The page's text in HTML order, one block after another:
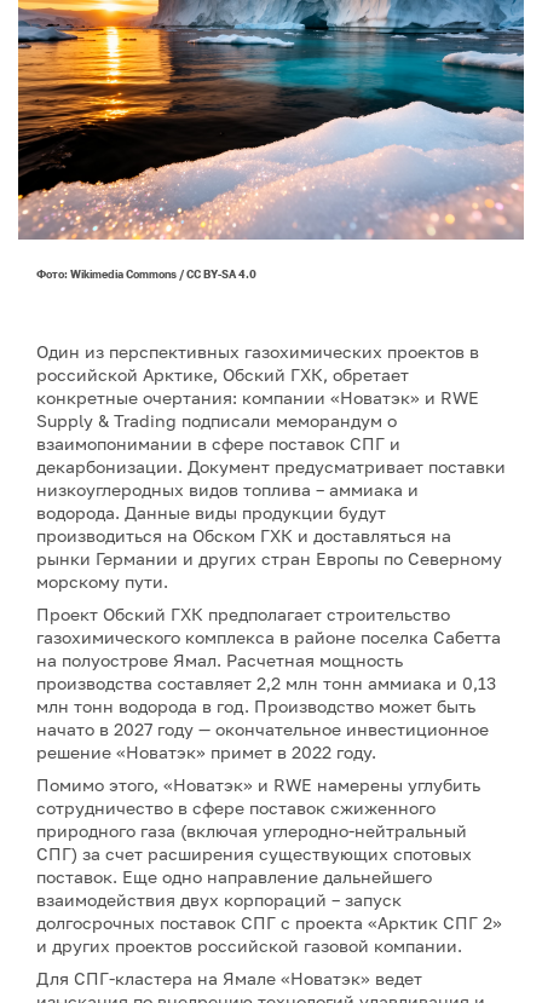
Фото: Wikimedia Commons / CC BY-SA 4.0
Один из перспективных газохимических проектов в
российской Арктике, Обский ГХК, обретает
конкретные очертания: компании «Новатэк» и RWE
Supply & Trading подписали меморандум о
взаимопонимании в сфере поставок СПГ и
декарбонизации. Документ предусматривает поставки
низкоуглеродных видов топлива – аммиака и
водорода. Данные виды продукции будут
производиться на Обском ГХК и доставляться на
рынки Германии и других стран Европы по Северному
морскому пути.
Проект Обский ГХК предполагает строительство
газохимического комплекса в районе поселка Сабетта
на полуострове Ямал. Расчетная мощность
производства составляет 2,2 млн тонн аммиака и 0,13
млн тонн водорода в год. Производство может быть
начато в 2027 году — окончательное инвестиционное
решение «Новатэк» примет в 2022 году.
Помимо этого, «Новатэк» и RWE намерены углубить
сотрудничество в сфере поставок сжиженного
природного газа (включая углеродно-нейтральный
СПГ) за счет расширения существующих спотовых
поставок. Еще одно направление дальнейшего
взаимодействия двух корпораций – запуск
долгосрочных поставок СПГ с проекта «Арктик СПГ 2»
и других проектов российской газовой компании.
Для СПГ-кластера на Ямале «Новатэк» ведет